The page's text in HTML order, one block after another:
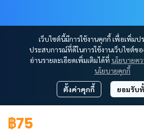
฿75
เว็บไซต์นี้มีการใช้งานคุกกี้ เพื่อเพิ่ม
ประสบการณ์ที่ดีในการใช้งานเว็บไซต์ข
อ่านรายละเอียดเพิ่มเติมได้ที่ นโยบายค
นโยบายคุกกี้
ตั้งค่าคุกกี้ ยอมรับ